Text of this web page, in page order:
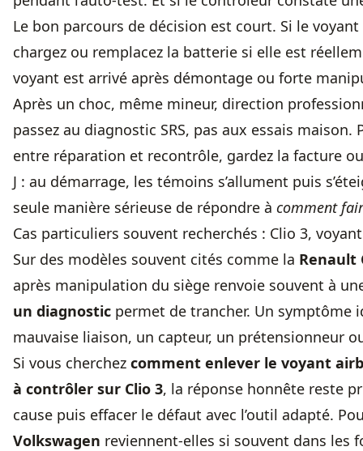
Le bon parcours de décision est court. Si le
chargez ou remplacez la batterie si elle est
voyant est arrivé après démontage ou forte
Après un choc, même mineur, direction
passez au diagnostic SRS, pas aux essais maison.
entre réparation et recontrôle, gardez la facture
J : au démarrage, les témoins s’allument puis
seule manière sérieuse de répondre à comment
Cas particuliers souvent recherchés : Clio 3,
Sur des modèles souvent cités comme la Renault
après manipulation du siège renvoie souvent à
un diagnostic permet de trancher. Un symptôme
mauvaise liaison, un capteur, un prétensionneur
Si vous cherchez comment enlever le voyant
à contrôler sur Clio 3, la réponse honnête reste
cause puis effacer le défaut avec l’outil adapté.
Volkswagen reviennent-elles si souvent dans les